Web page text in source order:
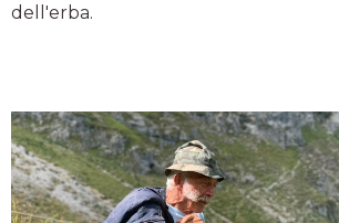
dell'erba.